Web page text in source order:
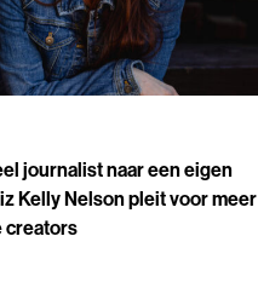
journalist naar een eigen
Kelly Nelson pleit voor meer
creators